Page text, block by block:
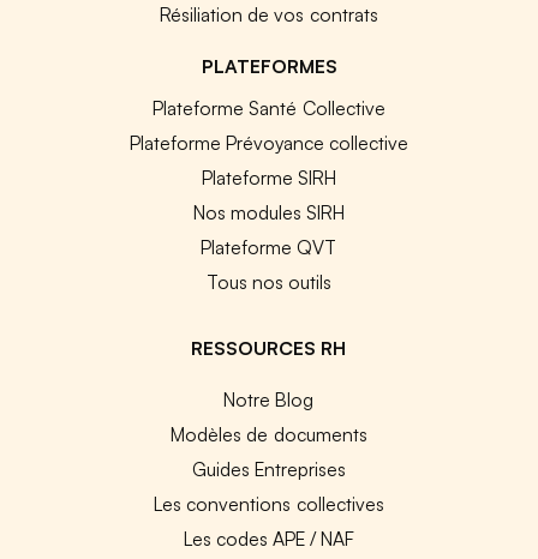
Résiliation de vos contrats
PLATEFORMES
Plateforme Santé Collective
Plateforme Prévoyance collective
Plateforme SIRH
Nos modules SIRH
Plateforme QVT
Tous nos outils
RESSOURCES RH
Notre Blog
Modèles de documents
Guides Entreprises
Les conventions collectives
Les codes APE / NAF